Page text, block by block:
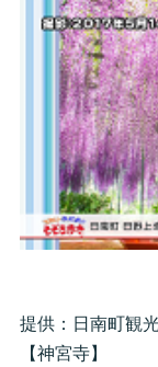
（撮影
提供：日南町観光
【神宮寺】